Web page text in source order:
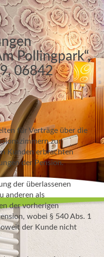
Pollingpark“,
06842
für Verträge über die
zur
Kunden erbrachten
der Pension.
der überlassenen
anderen als
der vorherigen
wobei § 540 Abs. 1
der Kunde nicht